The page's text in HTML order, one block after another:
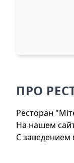
ПРО
Ресторан
На нашем
С заведением